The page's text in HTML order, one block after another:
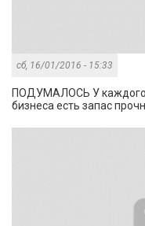
сб, 16/01/2016 - 15:33
ПОДУМАЛОСЬ У каждого
бизнеса есть запас